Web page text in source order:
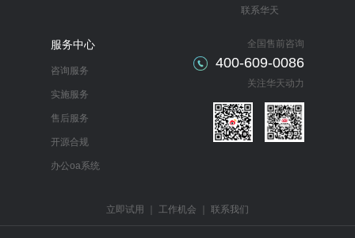
联系华天
服务中心
咨询服务
实施服务
售后服务
开源合规
办公oa系统
全国售前咨询
400-609-0086
关注华天动力
立即试用 工作机会 联系我们